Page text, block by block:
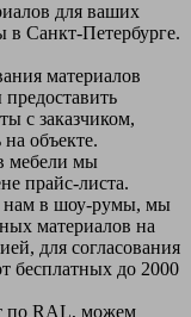
для ваших
Санкт-Петербурге.
материалов
с заказчиком,
объекте.
мебели мы
прайс-листа.
нам в шоу-румы, мы
материалов на
для согласования
бесплатных до 2000
по RAL, можем